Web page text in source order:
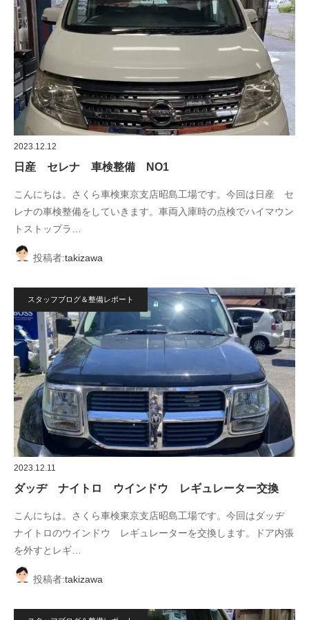
2023.12.12
日産 セレナ 車検整備 NO1
こんにちは。さくら車検東京支店昭島工場です。今回は日産 セ
レナの車検整備をしていきます。車両入庫時の点検でハイマウン
トストップラ…
投稿者:takizawa
スタッフブログ＆整備レポート
2023.12.11
ダッヂ ナイトロ ウインドウ レギュレーター交換
こんにちは。さくら車検東京支店昭島工場です。今回はダッヂ
ナイトロのウインドウ レギュレーターを交換します。ドア内張
を外すとレギ…
投稿者:takizawa